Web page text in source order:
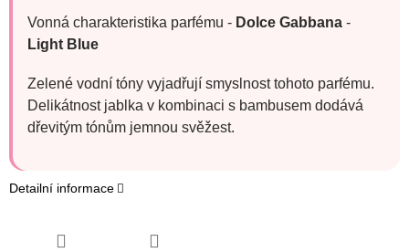
Vonná charakteristika parfému - Dolce Gabbana -
Light Blue
Zelené vodní tóny vyjadřují smyslnost tohoto parfému.
Delikátnost jablka v kombinaci s bambusem dodává
dřevitým tónům jemnou svěžest.
Detailní informace